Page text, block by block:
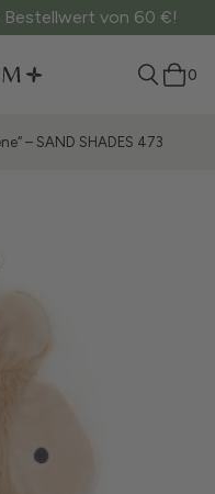
Bestellwert von 60 €!
0
– SAND SHADES 473